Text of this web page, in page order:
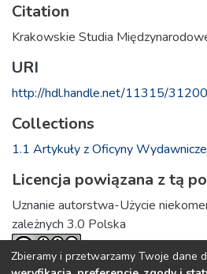
Citation
Krakowskie Studia
URI
http://hdl.handle.net/11315/31200
Collections
1.1 Artykuły z Oficyny
Licencja powiązana z tą
Uznanie autorstwa-Użycie
zależnych 3.0 Polska
Zbieramy i przetwarzamy Twoje dane